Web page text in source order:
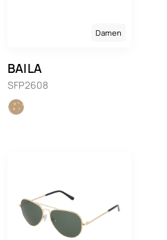
Damen
BAILA
SFP2608